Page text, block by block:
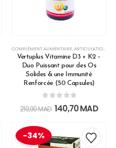
,CARDIOVASCULAIRE
COMPLÉMENT ALIMENTAIRE,ARTICULATION ET OS
Vertuplus Vitamine D3 + K2 –
Duo Puissant pour des Os
Solides & une Immunité
Renforcée (50 Capsules)
out of 5
210,00MAD 140,70MAD
-34%